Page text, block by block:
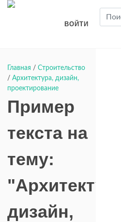
ВОЙТИ
Главная / Строительство
/ Архитектура, дизайн,
проектирование
Пример
текста на
тему:
"Архитектура,
дизайн,